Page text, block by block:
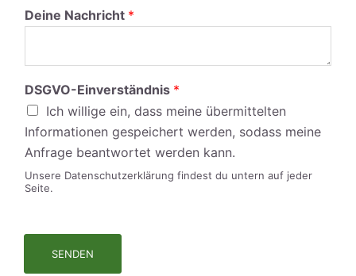
Deine Nachricht *
DSGVO-Einverständnis *
Ich willige ein, dass meine übermittelten
Informationen gespeichert werden, sodass meine
Anfrage beantwortet werden kann.
Unsere Datenschutzerklärung findest du untern auf jeder
Seite.
SENDEN